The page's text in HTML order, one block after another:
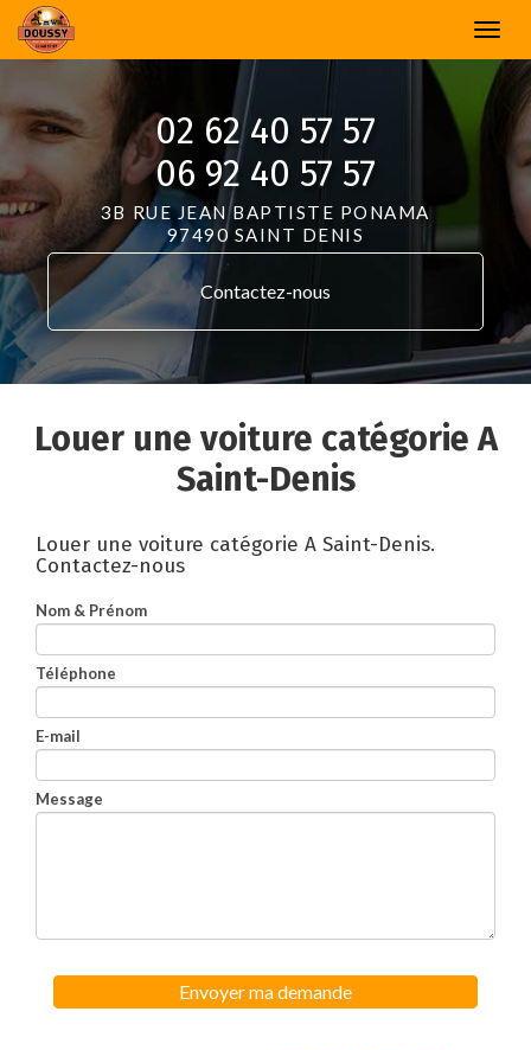
Aller
au
principal
02 62 40 57 57
06 92 40 57 57
3B RUE JEAN BAPTISTE PONAMA
97490 SAINT DENIS
Contactez-nous
Louer une voiture catégorie A
Saint-Denis
Louer une voiture catégorie A Saint-Denis.
Contactez-nous
Nom & Prénom
Téléphone
E-mail
Message
Envoyer ma demande